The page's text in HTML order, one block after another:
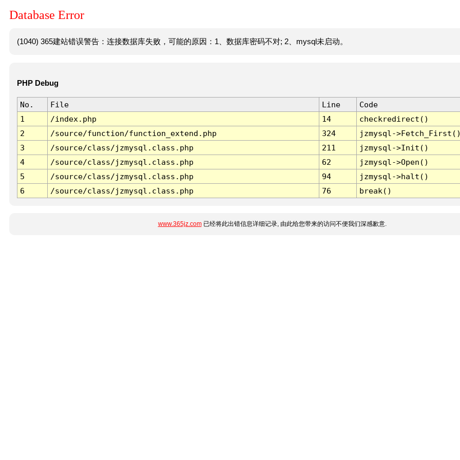
Database Error
(1040) 365建站错误警告：连接数据库失败，可能的原因：1、数据库密码不对; 2、mysql未启动。
PHP Debug
No. File Line
Code
1
/index.php 14
checkredirect()
2
/source/function/function_extend.php 324
jzmysql-
3
/source/class/jzmysql.class.php 211
jzmysql->Init()
4
/source/class/jzmysql.class.php 62
jzmysql->Open()
5
/source/class/jzmysql.class.php 94
jzmysql->halt()
6
/source/class/jzmysql.class.php 76 break()
www.365jz.com已经将此出错信息详细记录, 由此给您带来的访问不便我们深感歉意.